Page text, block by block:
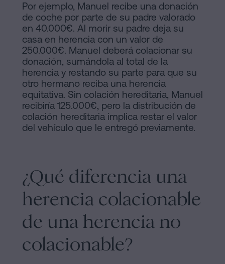
Por ejemplo, Manuel recibe una donación
de coche por parte de su padre valorado
en 40.000€. Al morir su padre deja su
casa en herencia con un valor de
250.000€. Manuel deberá colacionar su
donación, sumándola al total de la
herencia y restando su parte para que su
otro hermano reciba una herencia
equitativa. Sin colación hereditaria, Manuel
recibiría 125.000€, pero la distribución de
colación hereditaria implica restar el valor
del vehículo que le entregó previamente.
¿Qué diferencia una
herencia colacionable
de una herencia no
colacionable?